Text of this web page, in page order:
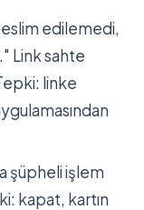
edilemedi,
Link sahte
linke
şüpheli işlem
kapat, kartın